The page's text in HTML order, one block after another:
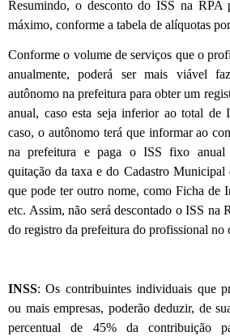
Resumindo, o desconto do ISS na RPA
máximo, conforme a tabela de alíquotas
Conforme o volume de serviços que o
anualmente, poderá ser mais viável
autônomo na prefeitura para obter um
anual, caso esta seja inferior ao total de
caso, o autônomo terá que informar ao
na prefeitura e paga o ISS fixo anual
quitação da taxa e do Cadastro
que pode ter outro nome, como Ficha de
etc. Assim, não será descontado o ISS na
do registro da prefeitura do profissional no
INSS: Os contribuintes individuais que
ou mais empresas, poderão deduzir, de
percentual de 45% da contribuição